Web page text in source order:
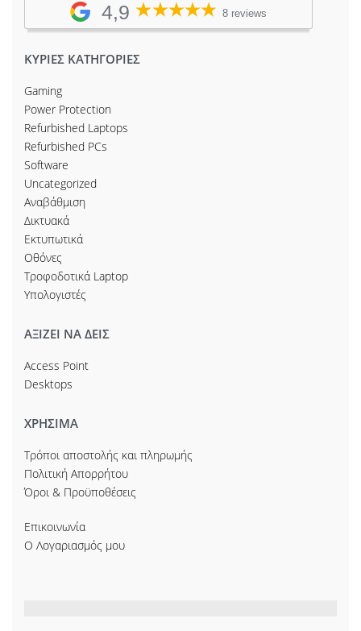
4,9 8 reviews
ΚΥΡΙΕΣ ΚΑΤΗΓΟΡΙΕΣ
Gaming
Power Protection
Refurbished Laptops
Refurbished PCs
Software
Uncategorized
Αναβάθμιση
Δικτυακά
Εκτυπωτικά
Οθόνες
Τροφοδοτικά Laptop
Υπολογιστές
ΑΞΙΖΕΙ ΝΑ ΔΕΙΣ
Access Point
Desktops
ΧΡΗΣΙΜΑ
Τρόποι αποστολής και πληρωμής
Πολιτική Απορρήτου
Όροι & Προϋποθέσεις
Επικοινωνία
Ο Λογαριασμός μου